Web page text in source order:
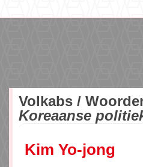
Volkabs /
Koreaanse
Kim Yo-jong